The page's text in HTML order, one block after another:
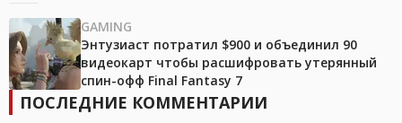
GAMING
Энтузиаст потратил $900 и объединил 90
видеокарт чтобы расшифровать утерянный
спин-офф Final Fantasy 7
ПОСЛЕДНИЕ КОММЕНТАРИИ